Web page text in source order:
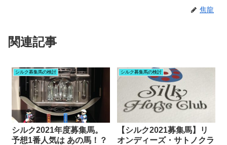
焦龍
関連記事
シルク募集馬の検討
シルク2021年度募集馬。
予想1番人気は あの馬！？
シルク募集馬の検討
【シルク2021募集馬】リ
オンディーズ・サトノクラ